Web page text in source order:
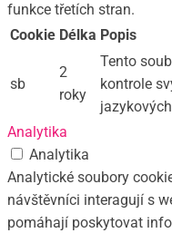
funkce třetích stran.
Cookie Délka Popis
sb
2
roky
Tento
kontrole
Analytika
Analytika
Analytické soubory
návštěvníci interagují s
pomáhají poskytovat